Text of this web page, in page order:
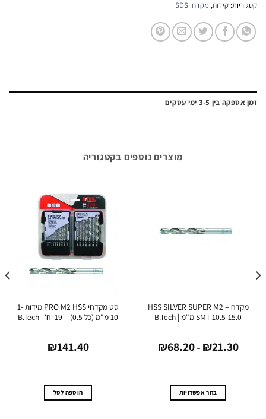
קידוח,מקדחי SDS
בין 3-5 ימי עסקים
מוצרים נוספים בקטגוריה
מקדח HSS SILVER SUPER M2 –
SMT 10.5-15.0 מ"מ | B.Tech
₪21.30
–
₪68.20 מחירים:
בחר אפשרויות
סט מקדחי PRO M2 HSS מידות 1-
₪141.40
הוספה לסל